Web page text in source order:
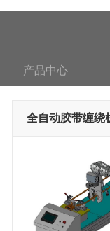
产品中心
全自动胶带缠绕